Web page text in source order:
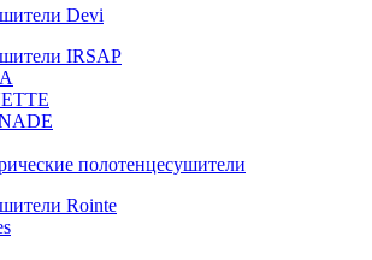
Devi
IRSAP
полотенцесушители
Rointe